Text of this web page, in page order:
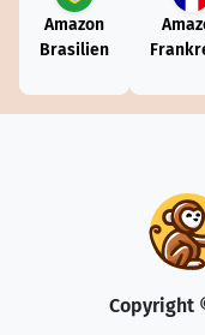
Amazon
Brasilien
Copyright